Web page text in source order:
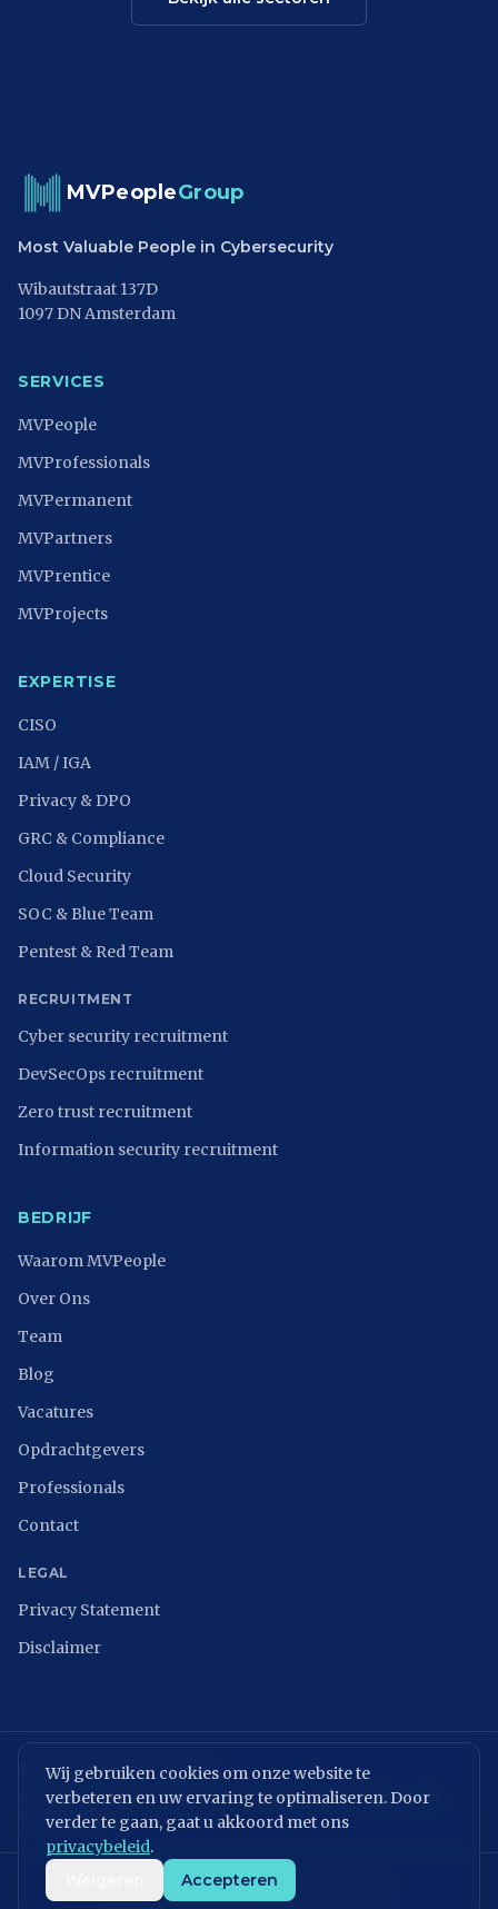
MVPeopleGroup
Most Valuable People in Cybersecurity
Wibautstraat 137D
1097 DN Amsterdam
SERVICES
MVPeople
MVProfessionals
MVPermanent
MVPartners
MVPrentice
MVProjects
EXPERTISE
CISO
IAM / IGA
Privacy & DPO
GRC & Compliance
Cloud Security
SOC & Blue Team
Pentest & Red Team
RECRUITMENT
Cyber security recruitment
DevSecOps recruitment
Zero trust recruitment
Information security recruitment
BEDRIJF
Waarom MVPeople
Over Ons
Team
Blog
Vacatures
Opdrachtgevers
Professionals
Contact
LEGAL
Privacy Statement
Disclaimer
BRANCHEVERENIGINGEN
NCSCISACA NederlandDigital Trust CenterISO 27001ENISANIST
NIS2 Directive
KvK: 86699075 | BTW: NL864054506B01
©2026MVPeople B.V. All rights reserved.
Wij gebruiken cookies om onze website te
verbeteren en uw ervaring te optimaliseren. Door
verder te gaan, gaat u akkoord met ons
privacybeleid.
Accepteren